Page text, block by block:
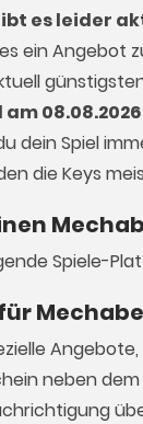
es leider
ein Angebot
dein Spiel
die Keys
Spiele-
neben